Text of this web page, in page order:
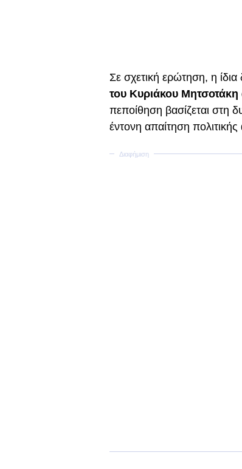
Σε σχετική ερώτηση, η ίδια
του Κυριάκου Μητσοτάκη
πεποίθηση βασίζεται στη
έντονη απαίτηση